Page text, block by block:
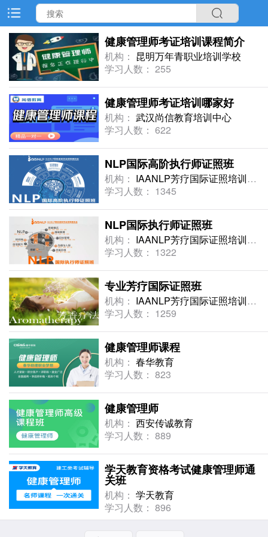
健康管理师考证培训课程简介
机构： 昆明万年青职业培训学校
学习人数： 255
健康管理师考证培训哪家好
机构： 武汉尚信教育培训中心
学习人数： 622
NLP国际高阶执行师证照班
机构： IAANLP芳疗国际证照培训中心
学习人数： 1345
NLP国际执行师证照班
机构： IAANLP芳疗国际证照培训中心
学习人数： 1322
专业芳疗国际证照班
机构： IAANLP芳疗国际证照培训中心
学习人数： 1259
健康管理师课程
机构： 春华教育
学习人数： 823
健康管理师
机构： 西安传诚教育
学习人数： 889
学天教育资格考试健康管理师通
关班
机构： 学天教育
学习人数： 896